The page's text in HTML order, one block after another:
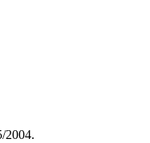
2004.